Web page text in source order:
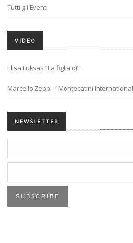
Tutti gli Eventi
VIDEO
Elisa Fuksas “La figlia di”
Marcello Zeppi – Montecatini International
NEWSLETTER